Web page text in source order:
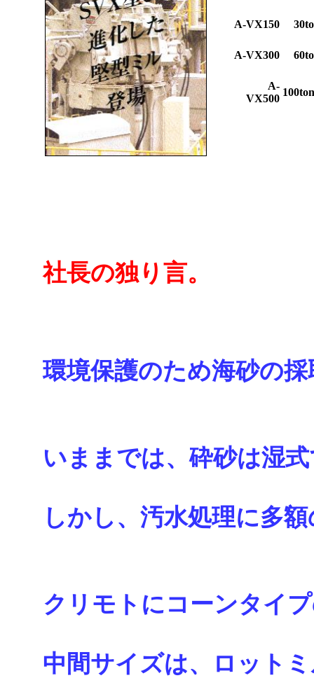
A-VX150
A-VX300
A-
VX500
社長の独り言。
環境保護のため海砂の
いままでは、砕砂は湿
しかし、汚水処理に多
クリモトにコーンタイ
中間サイズは、ロット